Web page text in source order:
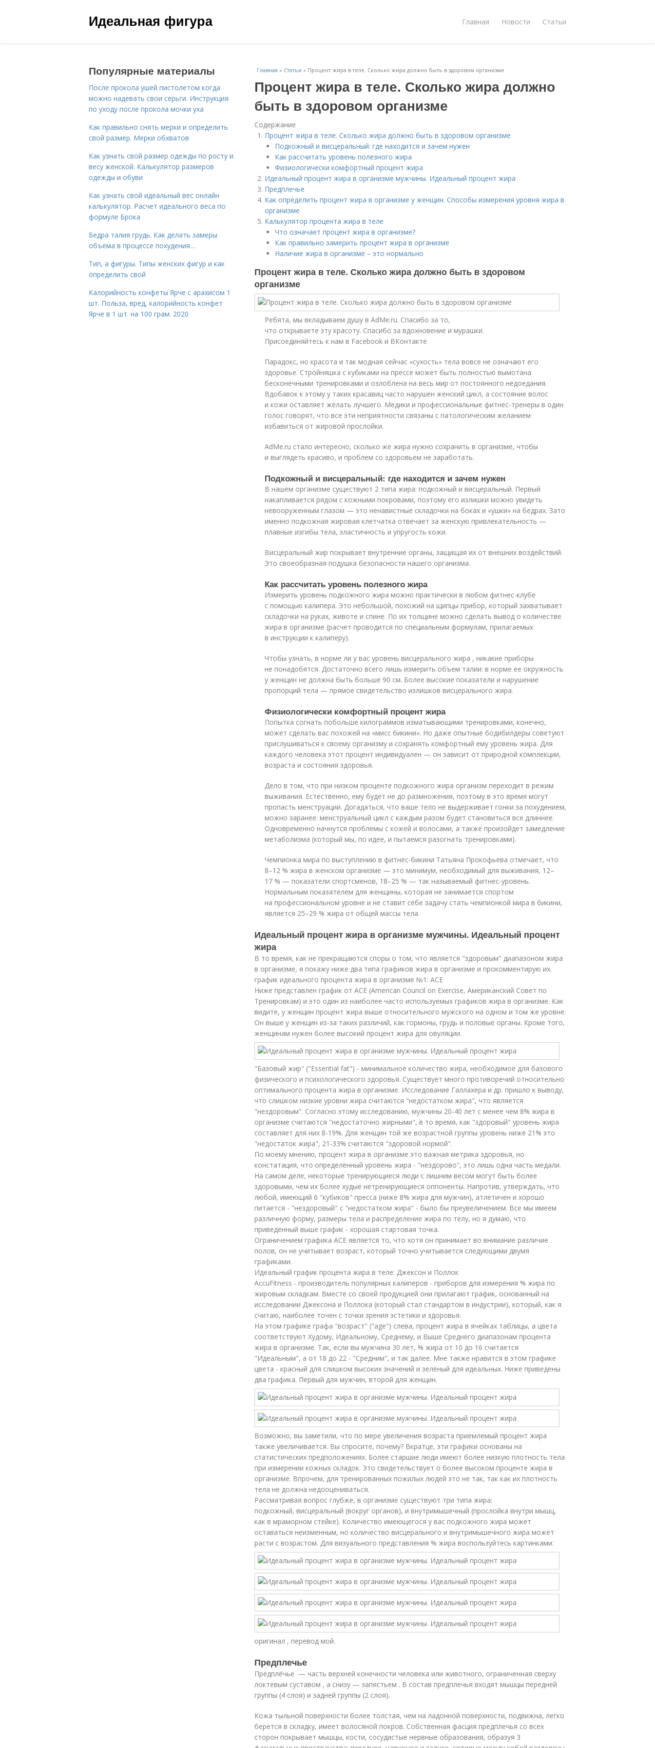
Идеальная фигура Главная Новости Статьи
Главная » Статьи » Процент жира в теле. Сколько жира должно быть в здоровом организме
Процент жира в теле. Сколько жира должно
быть в здоровом организме
Содержание
Процент жира в теле. Сколько жира должно быть в здоровом организме
Подкожный и висцеральный: где находится и зачем нужен
Как рассчитать уровень полезного жира
Физиологически комфортный процент жира
Идеальный процент жира в организме мужчины. Идеальный процент жира
Предплечье
Как определить процент жира в организме у женщин. Способы измерения уровня жира в
организме
Калькулятор процента жира в теле
Что означает процент жира в организме?
Как правильно замерить процент жира в организме
Наличие жира в организме – это нормально
Процент жира в теле. Сколько жира должно быть в здоровом
организме
Ребята, мы вкладываем душу в AdMe.ru. Cпасибо за то,
что открываете эту красоту. Спасибо за вдохновение и мурашки.
Присоединяйтесь к нам в Facebook и ВКонтакте
Парадокс, но красота и так модная сейчас «сухость» тела вовсе не означают его
здоровье. Стройняшка с кубиками на прессе может быть полностью вымотана
бесконечными тренировками и озлоблена на весь мир от постоянного недоедания.
Вдобавок к этому у таких красавиц часто нарушен женский цикл, а состояние волос
и кожи оставляет желать лучшего. Медики и профессиональные фитнес-тренеры в один
голос говорят, что все эти неприятности связаны с патологическим желанием
избавиться от жировой прослойки.
AdMe.ru стало интересно, сколько же жира нужно сохранить в организме, чтобы
и выглядеть красиво, и проблем со здоровьем не заработать.
Подкожный и висцеральный: где находится и зачем нужен
В нашем организме существуют 2 типа жира: подкожный и висцеральный. Первый
накапливается рядом с кожными покровами, поэтому его излишки можно увидеть
невооруженным глазом — это ненавистные складочки на боках и «ушки» на бедрах. Зато
именно подкожная жировая клетчатка отвечает за женскую привлекательность —
плавные изгибы тела, эластичность и упругость кожи.
Висцеральный жир покрывает внутренние органы, защищая их от внешних воздействий.
Это своеобразная подушка безопасности нашего организма.
Как рассчитать уровень полезного жира
Измерить уровень подкожного жира можно практически в любом фитнес-клубе
с помощью калипера. Это небольшой, похожий на щипцы прибор, который захватывает
складочки на руках, животе и спине. По их толщине можно сделать вывод о количестве
жира в организме (расчет проводится по специальным формулам, прилагаемых
в инструкции к калиперу).
Чтобы узнать, в норме ли у вас уровень висцерального жира , никакие приборы
не понадобятся. Достаточно всего лишь измерить объем талии: в норме ее окружность
у женщин не должна быть больше 90 см. Более высокие показатели и нарушение
пропорций тела — прямое свидетельство излишков висцерального жира.
Физиологически комфортный процент жира
Попытка согнать побольше килограммов изматывающими тренировками, конечно,
может сделать вас похожей на «мисс бикини». Но даже опытные бодибилдеры советуют
прислушиваться к своему организму и сохранять комфортный ему уровень жира. Для
каждого человека этот процент индивидуален — он зависит от природной комплекции,
возраста и состояния здоровья.
Дело в том, что при низком проценте подкожного жира организм переходит в режим
выживания. Естественно, ему будет не до размножения, поэтому в это время могут
пропасть менструации. Догадаться, что ваше тело не выдерживает гонки за похудением,
можно заранее: менструальный цикл с каждым разом будет становиться все длиннее.
Одновременно начнутся проблемы с кожей и волосами, а также произойдет замедление
метаболизма (который мы, по идее, и пытаемся разогнать тренировками).
Чемпионка мира по выступлению в фитнес-бикини Татьяна Прокофьева отмечает, что
8–12 % жира в женском организме — это минимум, необходимый для выживания, 12–
17 % — показатели спортсменов, 18–25 % — так называемый фитнес-уровень.
Нормальным показателем для женщины, которая не занимается спортом
на профессиональном уровне и не ставит себе задачу стать чемпионкой мира в бикини,
является 25–29 % жира от общей массы тела.
Идеальный процент жира в организме мужчины. Идеальный процент
жира
В то время, как не прекращаются споры о том, что является "здоровым" диапазоном жира
в организме, я покажу ниже два типа графиков жира в организме и прокомментирую их.
график идеального процента жира в организме №1: ACE
Ниже представлен график от ACE (American Council on Exercise, Американский Совет по
Тренировкам) и это один из наиболее часто используемых графиков жира в организме. Как
видите, у женщин процент жира выше относительного мужского на одном и том же уровне.
Он выше у женщин из-за таких различий, как гормоны, грудь и половые органы. Кроме того,
женщинам нужен более высокий процент жира для овуляции.
"Базовый жир" ("Essential fat") - минимальное количество жира, необходимое для базового
физического и психологического здоровья. Существует много противоречий относительно
оптимального процента жира в организме. Исследование Галлахера и др. пришло к выводу,
что слишком низкие уровни жира считаются "недостатком жира", что является
"нездоровым". Согласно этому исследованию, мужчины 20-40 лет с менее чем 8% жира в
организме считаются "недостаточно жирными", в то время, как "здоровый" уровень жира
составляет для них 8-19%. Для женщин той же возрастной группы уровень ниже 21% это
"недостаток жира", 21-33% считаются "здоровой нормой".
По моему мнению, процент жира в организме это важная метрика здоровья, но
констатация, что определённый уровень жира - "нездорово", это лишь одна часть медали.
На самом деле, некоторые тренирующиеся люди с лишним весом могут быть более
здоровыми, чем их более худые нетренирующиеся оппоненты. Напротив, утверждать, что
любой, имеющий 6 "кубиков" пресса (ниже 8% жира для мужчин), атлетичен и хорошо
питается - "нездоровый" с "недостатком жира" - было бы преувеличением. Все мы имеем
различную форму, размеры тела и распределение жира по телу, но я думаю, что
приведённый выше график - хорошая стартовая точка.
Ограничением графика ACE является то, что хотя он принимает во внимание различие
полов, он не учитывает возраст, который точно учитывается следующими двумя
графиками.
Идеальный график процента жира в теле: Джексон и Поллок
AccuFitness - производитель популярных калиперов - приборов для измерения % жира по
жировым складкам. Вместе со своей продукцией они прилагают график, основанный на
исследовании Джексона и Поллока (который стал стандартом в индустрии), который, как я
считаю, наиболее точен с точки зрения эстетики и здоровья.
На этом графике графа "возраст" ("age") слева, процент жира в ячейках таблицы, а цвета
соответствуют Худому, Идеальному, Среднему, и Выше Среднего диапазонам процента
жира в организме. Так, если вы мужчина 30 лет, % жира от 10 до 16 считается
"Идеальным", а от 18 до 22 - "Средним", и так далее. Мне также нравится в этом графике
цвета - красный для слишком высоких значений и зелёный для идеальных. Ниже приведены
два графика. Первый для мужчин, второй для женщин.
Возможно, вы заметили, что по мере увеличения возраста приемлемый процент жира
также увеличивается. Вы спросите, почему? Вкратце, эти графики основаны на
статистических предположениях. Более старшие люди имеют более низкую плотность тела
при измерении кожных складок. Это свидетельствует о более высоком проценте жира в
организме. Впрочем, для тренированных пожилых людей это не так, так как их плотность
тела не должна недооцениваться.
Рассматривая вопрос глубже, в организме существуют три типа жира:
подкожный, висцеральный (вокруг органов), и внутримышечный (прослойка внутри мышц,
как в мраморном стейке). Количество имеющегося у вас подкожного жира может
оставаться неизменным, но количество висцерального и внутримышечного жира может
расти с возрастом. Для визуального представления % жира воспользуйтесь картинками:
оригинал , перевод мой.
Предплечье
Предпле́чье — часть верхней конечности человека или животного, ограниченная сверху
локтевым суставом , а снизу — запястьем . В состав предплечья входят мышцы передней
группы (4 слоя) и задней группы (2 слоя).
Кожа тыльной поверхности более толстая, чем на ладонной поверхности, подвижна, легко
берется в складку, имеет волосяной покров. Собственная фасция предплечья со всех
сторон покрывает мышцы, кости, сосудистые нервные образования, образуя 3
Популярные материалы
После прокола ушей пистолетом когда
можно надевать свои серьги. Инструкция
по уходу после прокола мочки уха
Как правильно снять мерки и определить
свой размер. Мерки обхватов
Как узнать свой размер одежды по росту и
весу женской. Калькулятор размеров
одежды и обуви
Как узнать свой идеальный вес онлайн
калькулятор. Расчет идеального веса по
формуле Брока
Бедра талия грудь. Как делать замеры
объёма в процессе похудения…
Тип, а фигуры. Типы женских фигур и как
определить свой
Калорийность конфеты Ярче с арахисом 1
шт. Польза, вред, калорийность конфет
Ярче в 1 шт. на 100 грам. 2020